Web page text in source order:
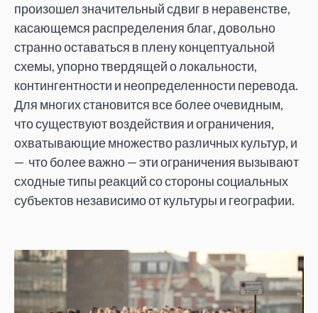
произошел значительный сдвиг в неравенстве,
касающемся распределения благ, довольно
странно оставаться в плену концептуальной
схемы, упорно твердящей о локальности,
контингентности и неопределенности перевода.
Для многих становится все более очевидным,
что существуют воздействия и ограничения,
охватывающие множество различных культур, и
— что более важно — эти ограничения вызывают
сходные типы реакций со стороны социальных
субъектов независимо от культуры и географии.